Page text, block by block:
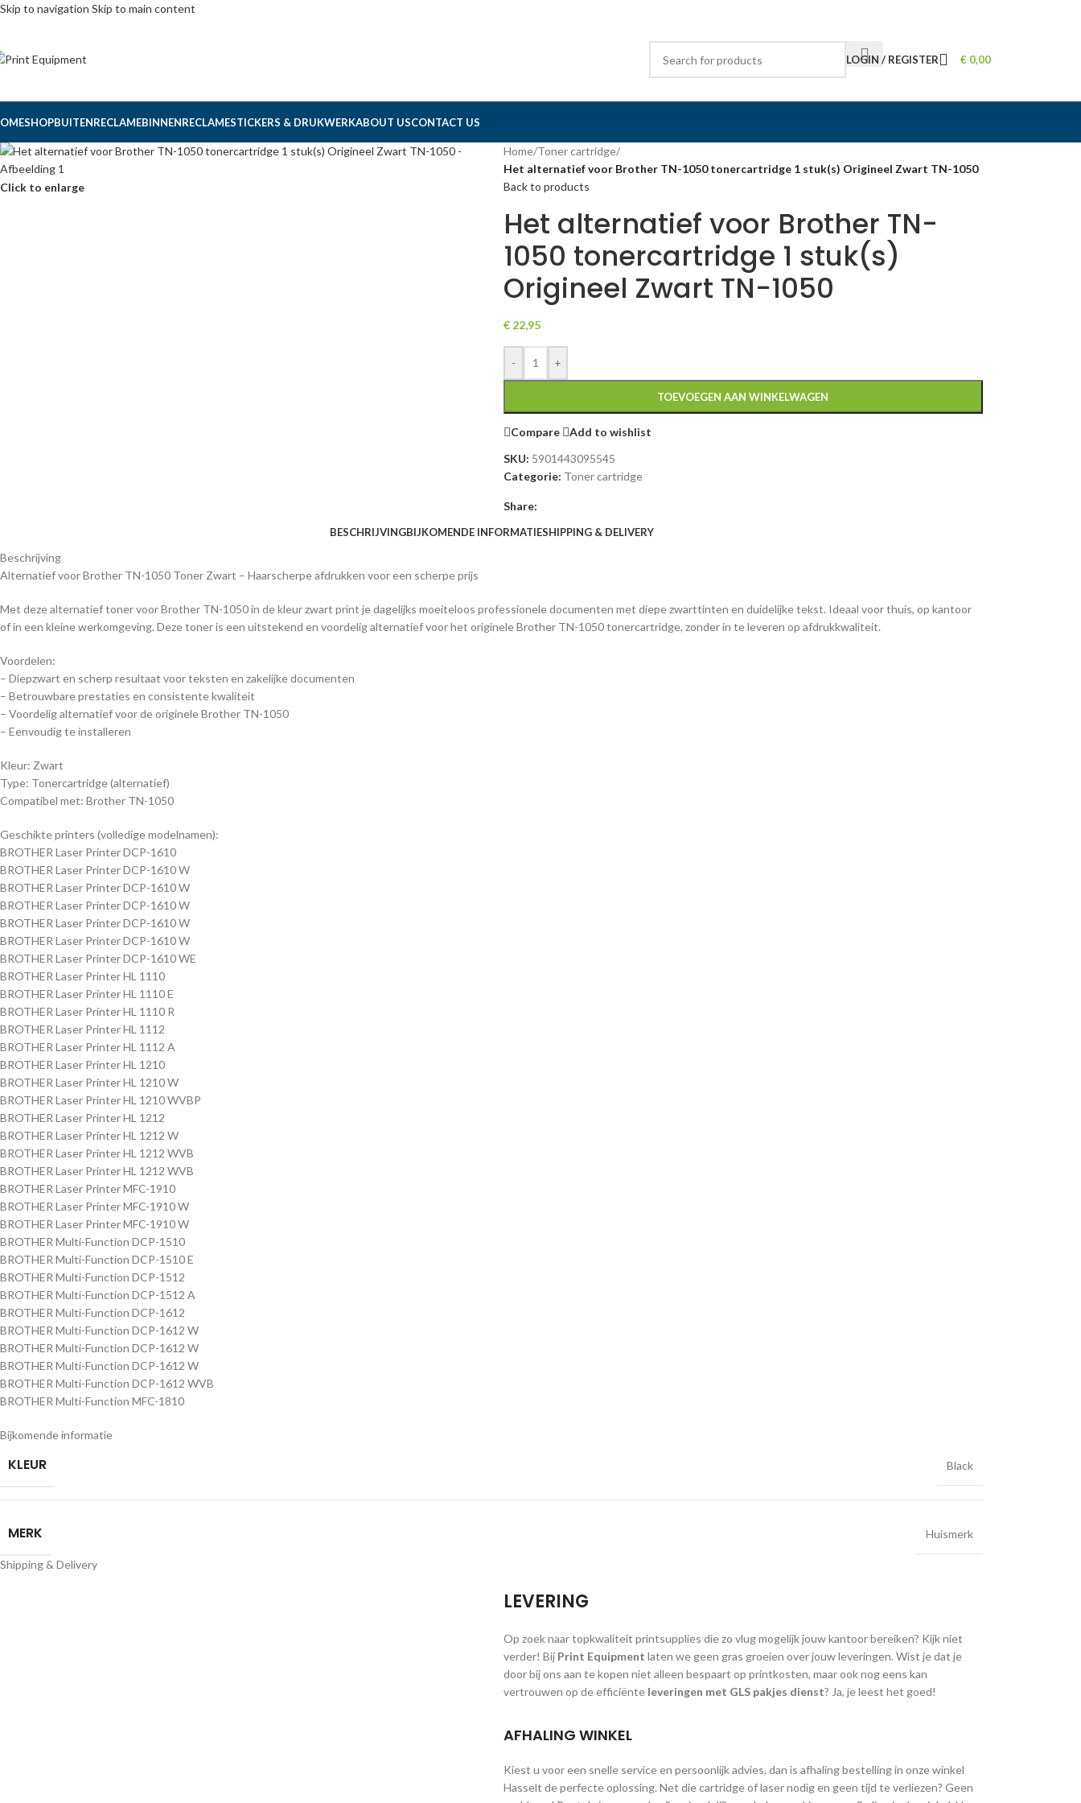
Skip to navigation Skip to main content
LOGIN / REGISTER € 0,00
SHOPBUITENRECLAMEBINNENRECLAMESTICKERS & DRUKWERKABOUT USCONTACT US
Click to enlarge
Home/Toner cartridge/
Het alternatief voor Brother TN-1050 tonercartridge 1 stuk(s) Origineel Zwart TN-1050
Back to products
Het alternatief voor Brother TN-
1050 tonercartridge 1 stuk(s)
Origineel Zwart TN-1050
€22,95
- +
TOEVOEGEN AAN WINKELWAGEN
Compare
Add to wishlist
SKU: 5901443095545
Categorie: Toner cartridge
Share:
BESCHRIJVINGBIJKOMENDE INFORMATIESHIPPING & DELIVERY
Beschrijving
Alternatief voor Brother TN-1050 Toner Zwart – Haarscherpe afdrukken voor een scherpe prijs
Met deze alternatief toner voor Brother TN-1050 in de kleur zwart print je dagelijks moeiteloos professionele documenten met diepe zwarttinten en duidelijke tekst. Ideaal voor thuis, op kantoor
of in een kleine werkomgeving. Deze toner is een uitstekend en voordelig alternatief voor het originele Brother TN-1050 tonercartridge, zonder in te leveren op afdrukkwaliteit.
Voordelen:
– Diepzwart en scherp resultaat voor teksten en zakelijke documenten
– Betrouwbare prestaties en consistente kwaliteit
– Voordelig alternatief voor de originele Brother TN-1050
– Eenvoudig te installeren
Kleur: Zwart
Type: Tonercartridge (alternatief)
Compatibel met: Brother TN-1050
Geschikte printers (volledige modelnamen):
BROTHER Laser Printer DCP-1610
BROTHER Laser Printer DCP-1610 W
BROTHER Laser Printer DCP-1610 W
BROTHER Laser Printer DCP-1610 W
BROTHER Laser Printer DCP-1610 W
BROTHER Laser Printer DCP-1610 W
BROTHER Laser Printer DCP-1610 WE
BROTHER Laser Printer HL 1110
BROTHER Laser Printer HL 1110 E
BROTHER Laser Printer HL 1110 R
BROTHER Laser Printer HL 1112
BROTHER Laser Printer HL 1112 A
BROTHER Laser Printer HL 1210
BROTHER Laser Printer HL 1210 W
BROTHER Laser Printer HL 1210 WVBP
BROTHER Laser Printer HL 1212
BROTHER Laser Printer HL 1212 W
BROTHER Laser Printer HL 1212 WVB
BROTHER Laser Printer HL 1212 WVB
BROTHER Laser Printer MFC-1910
BROTHER Laser Printer MFC-1910 W
BROTHER Laser Printer MFC-1910 W
BROTHER Multi-Function DCP-1510
BROTHER Multi-Function DCP-1510 E
BROTHER Multi-Function DCP-1512
BROTHER Multi-Function DCP-1512 A
BROTHER Multi-Function DCP-1612
BROTHER Multi-Function DCP-1612 W
BROTHER Multi-Function DCP-1612 W
BROTHER Multi-Function DCP-1612 W
BROTHER Multi-Function DCP-1612 WVB
BROTHER Multi-Function MFC-1810
Bijkomende informatie
KLEUR Black
MERK Huismerk
Shipping & Delivery
LEVERING
Op zoek naar topkwaliteit printsupplies die zo vlug mogelijk jouw kantoor bereiken? Kijk niet
verder! Bij Print Equipment laten we geen gras groeien over jouw leveringen. Wist je dat je
door bij ons aan te kopen niet alleen bespaart op printkosten, maar ook nog eens kan
vertrouwen op de efficiënte leveringen met GLS pakjes dienst? Ja, je leest het goed!
AFHALING WINKEL
Kiest u voor een snelle service en persoonlijk advies, dan is afhaling bestelling in onze winkel
Hasselt de perfecte oplossing. Net die cartridge of laser nodig en geen tijd te verliezen? Geen